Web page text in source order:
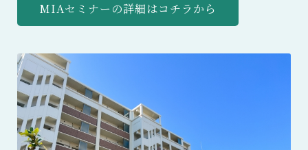
MIAセミナーの詳細はコチラから